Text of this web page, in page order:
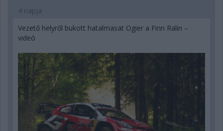
4 napja
Vezető helyről bukott hatalmasat Ogier a Finn Ralin –
videó